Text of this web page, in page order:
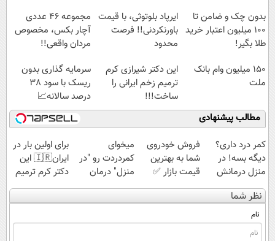
پرداخت قسطیبدون چک و ضامن تا
100 میلیون اعتبار خرید
طلا بگیر!
ایرپاد بلوتوثی، با قیمت
باورنکردنی!! فرصت
محدود
مجموعه ۴۶ عددی
آچار بکس، مخصوص
مردان واقعی!!
فوق‌العاده)
150 میلیون وام بانک
ملت
این دکتر شیرازی کرم
ترمیم زخم ایرانی را
ساخت!!!
سرمایه گذاری بدون
ریسک با سود 38
درصد سالانه📈
مطالب پیشنهادی
کمر درد داری؟
دیگه بسه! در
منزل درمانش
کن
(◀پرسش‌نامه)
فروش خودروی
شما به بهترین
قیمت بازار ✅
میخوای
کمردردت رو "در
منزل" درمان
کنی؟ (◂فیلم +
◂پرسش‌نامه)
برای اولین بار در
ایران🇮🇷 این
دکتر کرم ترمیم
کننده 23 روزه
ساخت!
نظر شما
نام